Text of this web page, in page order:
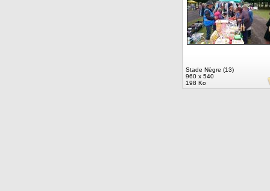
Stade Nègre (13)
960 x 540
198 Ko